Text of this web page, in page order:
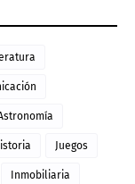
Juegos
Inmobiliaria